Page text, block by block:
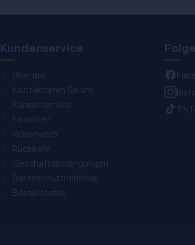
Kundenservice
Über uns
Kontaktieren Sie uns
Kundenservice
Favoriten
Warenkorb
Rückkehr
Geschäftsbedingungen
Datenschutzrichtlinie
Bestellstatus